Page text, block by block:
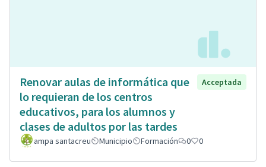
Renovar aulas de informática que
lo requieran de los centros
educativos, para los alumnos y
clases de adultos por las tardes
Acceptada
ampa santacreu Municipio Formación 0 0